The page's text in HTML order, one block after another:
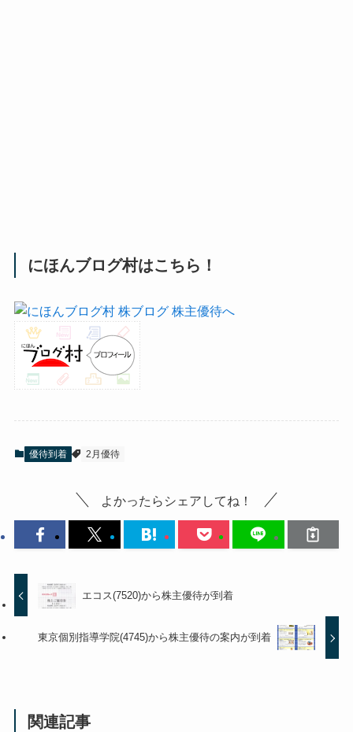
にほんブログ村はこちら！
優待到着 2月優待
よかったらシェアしてね！
エコス(7520)から株主優待が到着
東京個別指導学院(4745)から株主優待の案内が到着
関連記事